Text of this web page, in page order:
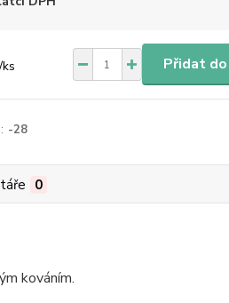
ks Přidat
-28
0
kováním.